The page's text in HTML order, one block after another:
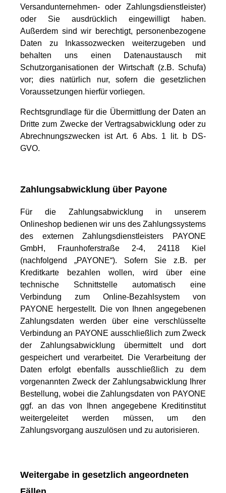
Versandunternehmen- oder Zahlungsdienstleister)
oder Sie ausdrücklich eingewilligt haben.
Außerdem sind wir berechtigt, personenbezogene
Daten zu Inkassozwecken weiterzugeben und
behalten uns einen Datenaustausch mit
Schutzorganisationen der Wirtschaft (z.B. Schufa)
vor; dies natürlich nur, sofern die gesetzlichen
Voraussetzungen hierfür vorliegen.
Rechtsgrundlage für die Übermittlung der Daten an
Dritte zum Zwecke der Vertragsabwicklung oder zu
Abrechnungszwecken ist Art. 6 Abs. 1 lit. b DS-
GVO.
Zahlungsabwicklung über Payone
Für die Zahlungsabwicklung in unserem
Onlineshop bedienen wir uns des Zahlungssystems
des externen Zahlungsdienstleisters PAYONE
GmbH, Fraunhoferstraße 2-4, 24118 Kiel
(nachfolgend „PAYONE“). Sofern Sie z.B. per
Kreditkarte bezahlen wollen, wird über eine
technische Schnittstelle automatisch eine
Verbindung zum Online-Bezahlsystem von
PAYONE hergestellt. Die von Ihnen angegebenen
Zahlungsdaten werden über eine verschlüsselte
Verbindung an PAYONE ausschließlich zum Zweck
der Zahlungsabwicklung übermittelt und dort
gespeichert und verarbeitet. Die Verarbeitung der
Daten erfolgt ebenfalls ausschließlich zu dem
vorgenannten Zweck der Zahlungsabwicklung Ihrer
Bestellung, wobei die Zahlungsdaten von PAYONE
ggf. an das von Ihnen angegebene Kreditinstitut
weitergeleitet werden müssen, um den
Zahlungsvorgang auszulösen und zu autorisieren.
Weitergabe in gesetzlich angeordneten